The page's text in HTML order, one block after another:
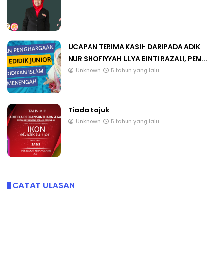
UCAPAN TERIMA KASIH DARIPADA ADIK
NUR SHOFIYYAH ULYA BINTI RAZALI, PEM...
Unknown 5 tahun yang lalu
Tiada tajuk
Unknown 5 tahun yang lalu
CATAT ULASAN